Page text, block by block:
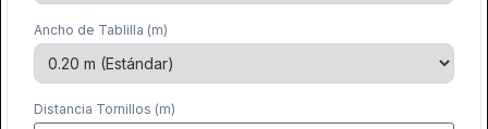
Ancho de Tablilla (m)
Distancia Tornillos (m)